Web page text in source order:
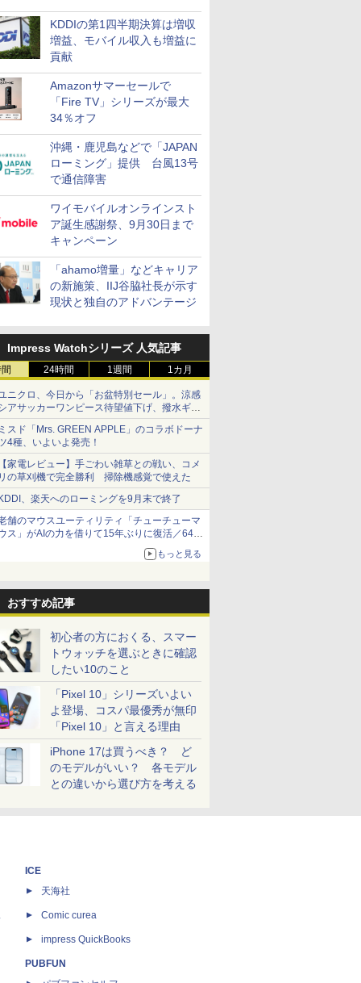
KDDIの第1四半期決算は増収
増益、モバイル収入も増益に
貢献
Amazonサマーセールで
「Fire TV」シリーズが最大
34％オフ
沖縄・鹿児島などで「JAPAN
ローミング」提供 台風13号
で通信障害
ワイモバイルオンラインスト
ア誕生感謝祭、9月30日まで
キャンペーン
「ahamo増量」などキャリア
の新施策、IIJ谷脇社長が示す
現状と独自のアドバンテージ
Impress Watchシリーズ 人気記事
24時間 1週間 1カ月
ニクロ、今日から「お盆特別セール」。涼感
アサッカーワンピース待望値下げ、撥水ギア
ョーツは1990円に
スド「Mrs. GREEN APPLE」のコラボドーナ
4種、いよいよ発売！
家電レビュー】手ごわい雑草との戦い、コメ
の草刈機で完全勝利 掃除機感覚で使えた
、楽天へのローミングを9月末で終了
舗のマウスユーティリティ「チューチューマ
ス」がAIの力を借りて15年ぶりに復活／64bit
、Windows 10/11、「Chrome」も走り回
。復活記念で2026年末まで500円
もっと見る
おすすめ記事
初心者の方におくる、スマー
トウォッチを選ぶときに確認
したい10のこと
「Pixel 10」シリーズいよい
よ登場、コスパ最優秀が無印
「Pixel 10」と言える理由
iPhone 17は買うべき？ ど
のモデルがいい？ 各モデル
との違いから選び方を考える
ICE
天海社
Comic curea
impress QuickBooks
PUBFUN